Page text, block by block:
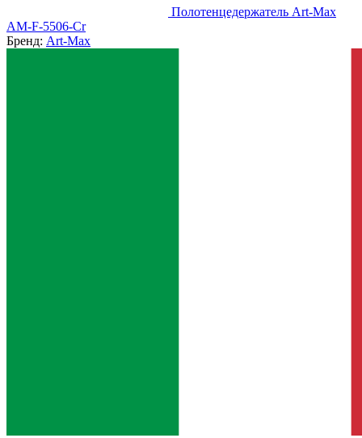
Полотенцедержатель Art-Max
AM-F-5506-Cr
Бренд: Art-Max